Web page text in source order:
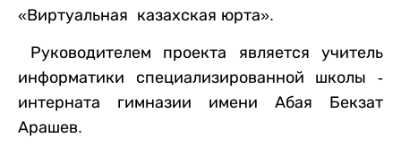
«Виртуальная казахская юрта».
Руководителем проекта является учитель
информатики специализированной школы -
интерната гимназии имени Абая Бекзат
Арашев.